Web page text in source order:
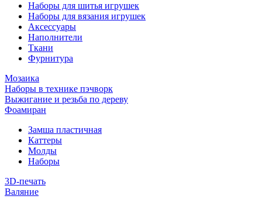
Наборы для шитья игрушек
Наборы для вязания игрушек
Аксессуары
Наполнители
Ткани
Фурнитура
Мозаика
Наборы в технике пэчворк
Выжигание и резьба по дереву
Фоамиран
Замша пластичная
Каттеры
Молды
Наборы
3D-печать
Валяние